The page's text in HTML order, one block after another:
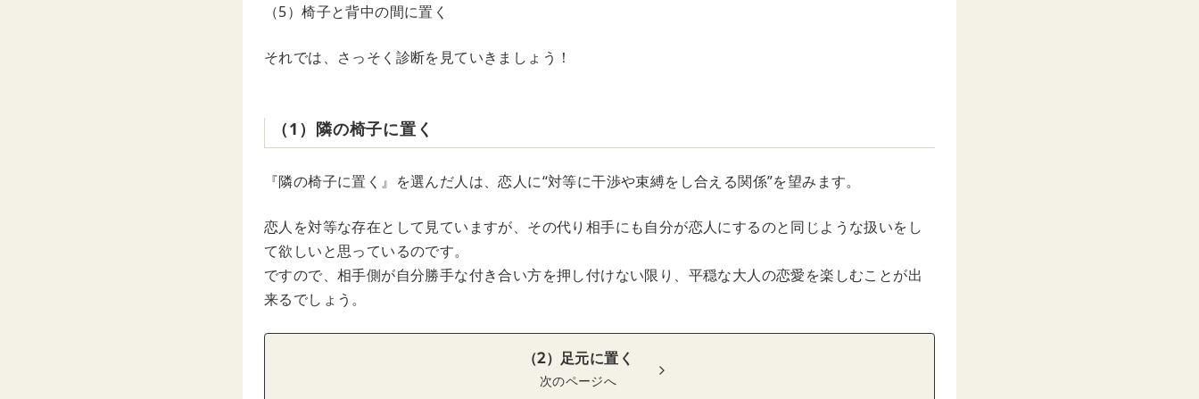
（5）椅子と背中の間に置く
それでは、さっそく診断を見ていきましょう！
（1）隣の椅子に置く
『隣の椅子に置く』を選んだ人は、恋人に“対等に干渉や束縛をし合える関係”を望みます。
恋人を対等な存在として見ていますが、その代り相手にも自分が恋人にするのと同じような扱いをし
て欲しいと思っているのです。
ですので、相手側が自分勝手な付き合い方を押し付けない限り、平穏な大人の恋愛を楽しむことが出
来るでしょう。
（2）足元に置く
次のページへ